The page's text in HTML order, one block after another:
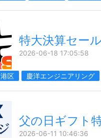
特大決算セール
2026-06-18 17:05:58
港区 慶洋エンジニアリング
父の日ギフト
2026-06-11 10:46:36